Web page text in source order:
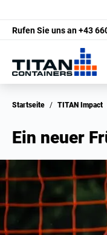
Rufen Sie uns an+43
Startseite / TITAN Impact
Ein neuer